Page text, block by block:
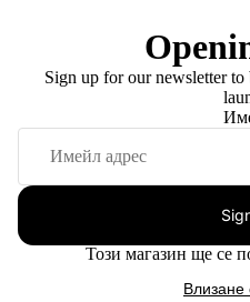
Sign up for our newsletter
Този магазин ще се
Влизане